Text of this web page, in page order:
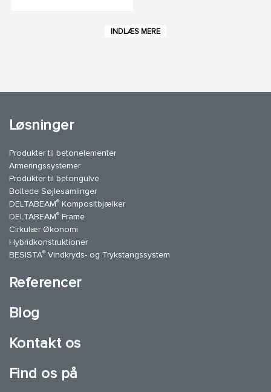
INDLÆS MERE
Løsninger
Produkter til betonelementer
Armeringssystemer
Produkter til betongulve
Boltede Søjlesamlinger
DELTABEAM® Kompositbjælker
DELTABEAM® Frame
Cirkulær Økonomi
Hybridkonstruktioner
BESISTA® Vindkryds- og Trykstangssystem
Referencer
Blog
Kontakt os
Find os på